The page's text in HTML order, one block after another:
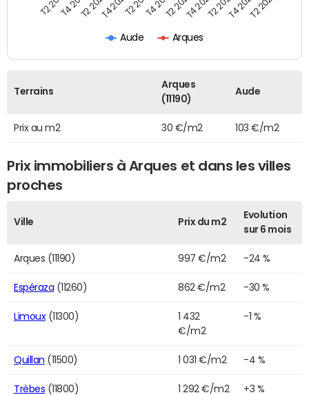
Aude Arques
Terrains
Arques
(11190)
Aude
Prix au m2 30 €/m2 103 €/m2
Prix immobiliers à Arques et dans les villes
proches
Ville Prix du m2
Evolution
sur 6 mois
Arques (11190) 997 €/m2 -24 %
Espéraza (11260) 862 €/m2 -30 %
Limoux(11300)
1 432
€/m2
-1 %
Quillan (11500) 1 031 €/m2 -4 %
Trèbes (11800) 1 292 €/m2 +3 %